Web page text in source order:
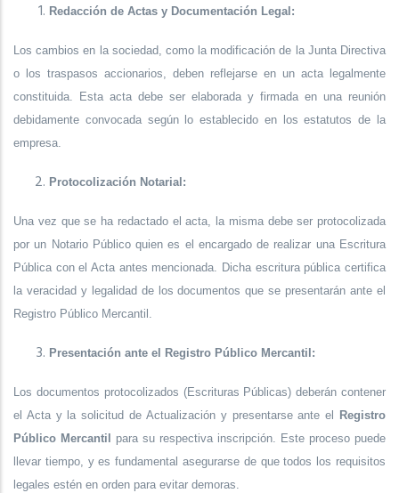
Redacción de Actas y Documentación Legal:
Los cambios en la sociedad, como la modificación de la Junta Directiva
o los traspasos accionarios, deben reflejarse en un acta legalmente
constituida. Esta acta debe ser elaborada y firmada en una reunión
debidamente convocada según lo establecido en los estatutos de la
empresa.
Protocolización Notarial:
Una vez que se ha redactado el acta, la misma debe ser protocolizada
por un Notario Público quien es el encargado de realizar una Escritura
Pública con el Acta antes mencionada. Dicha escritura pública certifica
la veracidad y legalidad de los documentos que se presentarán ante el
Registro Público Mercantil.
Presentación ante el Registro Público Mercantil:
Los documentos protocolizados (Escrituras Públicas) deberán contener
el Acta y la solicitud de Actualización y presentarse ante el Registro
Público Mercantil para su respectiva inscripción. Este proceso puede
llevar tiempo, y es fundamental asegurarse de que todos los requisitos
legales estén en orden para evitar demoras.